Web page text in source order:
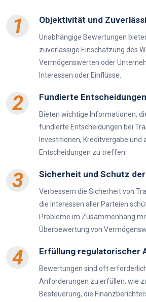
1 Objektivität und
Unabhängige Bewertungen
zuverlässige Einschätzung des
Vermögenswerten oder
Interessen oder Einflüsse.
2 Fundierte
Bieten wichtige Informationen,
fundierte Entscheidungen bei
Investitionen, Kreditvergabe und
Entscheidungen zu treffen.
3 Sicherheit und Schutz
Verbessern die Sicherheit von
die Interessen aller Parteien
Probleme im Zusammenhang
Überbewertung von
4 Erfüllung regulatorischer
Bewertungen sind oft
Anforderungen zu erfüllen, wie
Besteuerung, die